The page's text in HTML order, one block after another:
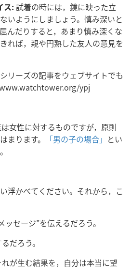
ス: 試着の時には，鏡に映った立
いようにしましょう。慎み深いと
んだりすると，あまり慎み深くな
れば，親や円熟した友人の意見を
リーズの記事をウェブサイトでも
www.watchtower.org/ypj
女性に対するものですが，原則
まります。
「男の子の場合」 とい
浮かべてください。それから，こ
セージ”を伝えるだろう。
だろう。
が生む結果を，自分は本当に望